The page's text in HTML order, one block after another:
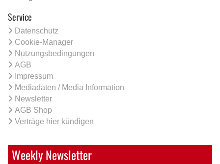
Service
Datenschutz
Cookie-Manager
Nutzungsbedingungen
AGB
Impressum
Mediadaten / Media Information
Newsletter
AGB Shop
Verträge hier kündigen
Weekly Newsletter